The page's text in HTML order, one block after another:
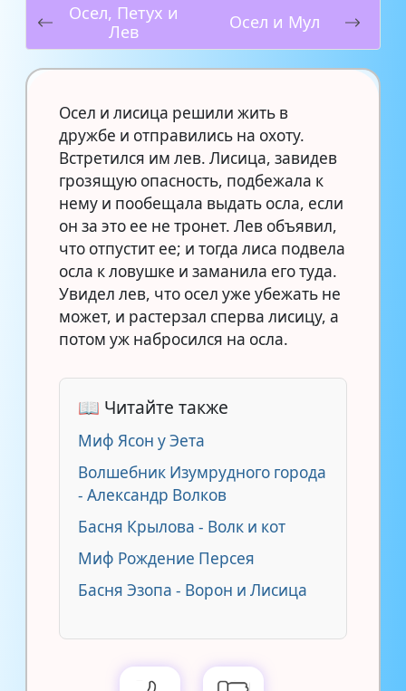
Осел, Петух и
Лев
Осел и Мул
Осел и лисица решили жить в
дружбе и отправились на охоту.
Встретился им лев. Лисица, завидев
грозящую опасность, подбежала к
нему и пообещала выдать осла, если
он за это ее не тронет. Лев объявил,
что отпустит ее; и тогда лиса подвела
осла к ловушке и заманила его туда.
Увидел лев, что осел уже убежать не
может, и растерзал сперва лисицу, а
потом уж набросился на осла.
📖 Читайте также
Миф Ясон у Эета
Волшебник Изумрудного города
- Александр Волков
Басня Крылова - Волк и кот
Миф Рождение Персея
Басня Эзопа - Ворон и Лисица